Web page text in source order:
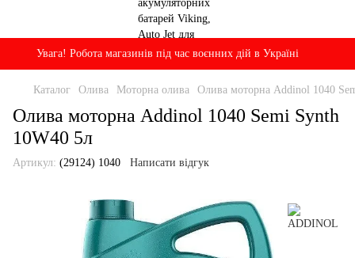
Увага! Робота магазинів під час воєнних дій в Україні
Каталог Олива Моторна олива Олива моторна Addinol 1040
Олива моторна Addinol 1040 Semi Synth
10W40 5л
Артикул: (29124) 1040 Написати відгук